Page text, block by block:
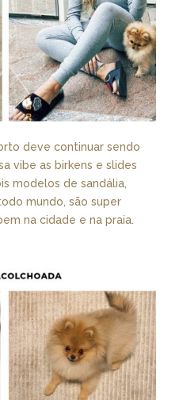
deve continuar sendo
vibe as birkens e slides
modelos de sandália,
mundo, são super
na cidade e na praia.